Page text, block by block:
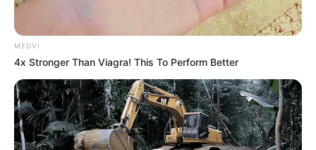
MEDVI
4x Stronger Than Viagra! This To Perform Better